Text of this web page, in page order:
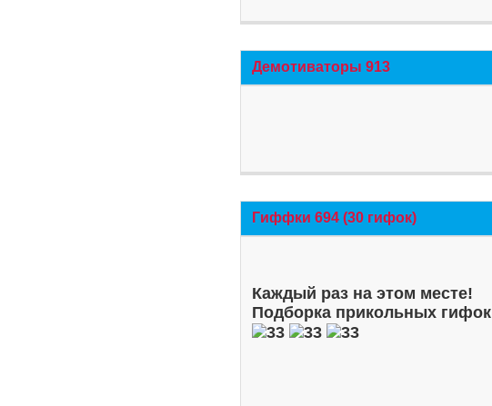
Демотиваторы 913
Гиффки 694 (30 гифок)
Каждый раз на этом месте!
Подборка прикольных гифок